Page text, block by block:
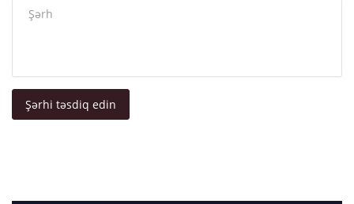
Şərhi təsdiq edin